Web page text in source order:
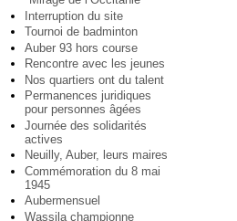
Interruption du site
Tournoi de badminton
Auber 93 hors course
Rencontre avec les jeunes
Nos quartiers ont du talent
Permanences juridiques
pour personnes âgées
Journée des solidarités
actives
Neuilly, Auber, leurs maires
Commémoration du 8 mai
1945
Aubermensuel
Wassila championne